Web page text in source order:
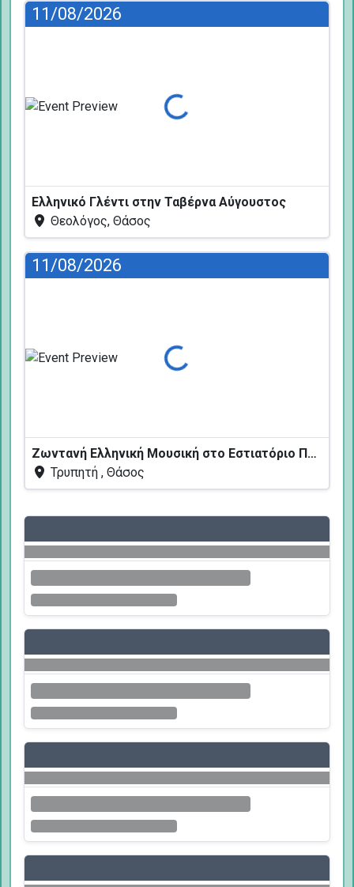
11/08/2026
Φόρτωση...
Ελληνικό Γλέντι στην Ταβέρνα Αύγουστος
Θεολόγος, Θάσος
11/08/2026
Φόρτωση...
Ζωντανή Ελληνική Μουσική στο Εστιατόριο Πεύκων
Τρυπητή , Θάσος